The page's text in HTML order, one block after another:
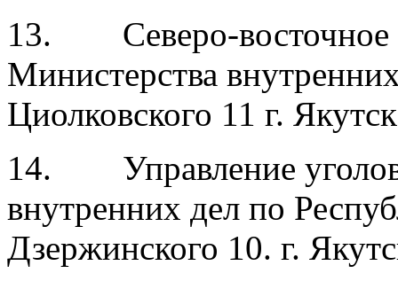
13. Северо-восточное
Министерства
Циолковского 11 г.
14. Управление
внутренних дел по
Дзержинского 10. г.